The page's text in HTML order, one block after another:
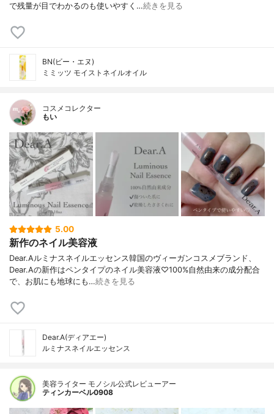
で残量が目でわかるのも使いやすく…続きを見る
BN(ビー・エヌ)
ミミッツ モイストネイルオイル
コスメコレクター
もい
5.00
新作のネイル美容液
Dear.Aルミナスネイルエッセンス韓国のヴィーガンコスメブランド、
Dear.Aの新作はペンタイプのネイル美容液♡100%自然由来の成分配合
で、お肌にも地球にも…続きを見る
Dear.A(ディアエー)
ルミナスネイルエッセンス
美容ライター モノシル公式レビューアー
ティンカーベル0908